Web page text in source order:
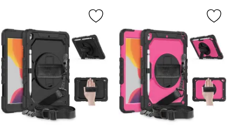
Markera iPad 10.2 2019/2020/